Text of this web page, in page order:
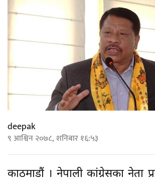
deepak
९ आश्विन २०७८, शनिबार १६:५३
काठमाडौं । नेपाली कांग्रेसका नेता